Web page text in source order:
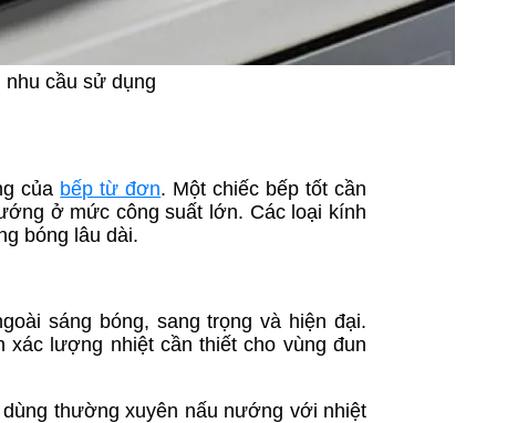
cầu sử dụng
của bếp từ đơn. Một chiếc bếp tốt cần
ở mức công suất lớn. Các loại kính
bóng lâu dài.
sáng bóng, sang trọng và hiện đại.
lượng nhiệt cần thiết cho vùng đun
thường xuyên nấu nướng với nhiệt